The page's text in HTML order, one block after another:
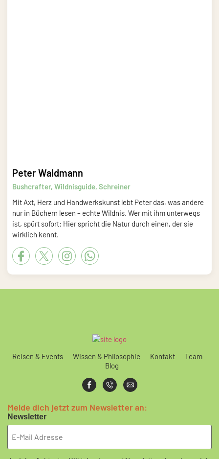
Peter Waldmann
Bushcrafter, Wildnisguide, Schreiner
Mit Axt, Herz und Handwerkskunst lebt Peter das, was andere
nur in Büchern lesen – echte Wildnis. Wer mit ihm unterwegs
ist, spürt sofort: Hier spricht die Natur durch einen, der sie
wirklich kennt.
Reisen & Events Wissen & Philosophie Kontakt
Team
Blog
Melde dich jetzt zum Newsletter an:
Newsletter